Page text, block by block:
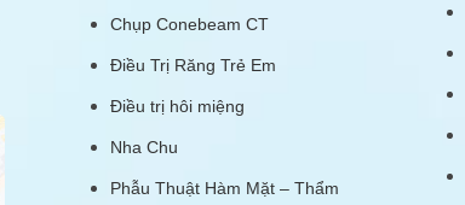
Chụp Conebeam CT
Điều Trị Răng Trẻ Em
Điều trị hôi miệng
Nha Chu
Phẫu Thuật Hàm Mặt – Thẩm